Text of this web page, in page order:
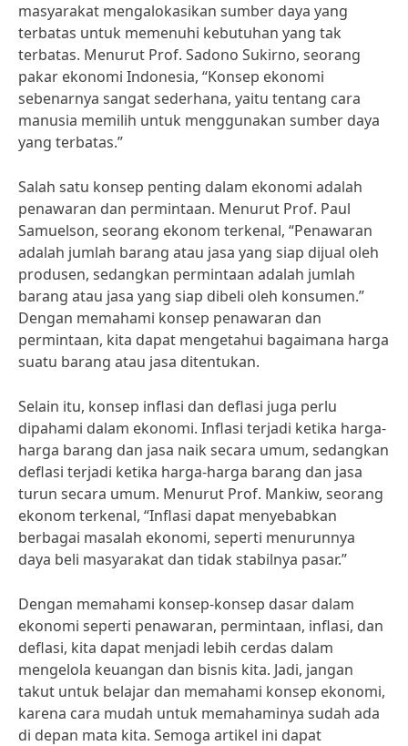
masyarakat mengalokasikan sumber daya yang
terbatas untuk memenuhi kebutuhan yang tak
terbatas. Menurut Prof. Sadono Sukirno, seorang
pakar ekonomi Indonesia, “Konsep ekonomi
sebenarnya sangat sederhana, yaitu tentang cara
manusia memilih untuk menggunakan sumber daya
yang terbatas.”
Salah satu konsep penting dalam ekonomi adalah
penawaran dan permintaan. Menurut Prof. Paul
Samuelson, seorang ekonom terkenal, “Penawaran
adalah jumlah barang atau jasa yang siap dijual oleh
produsen, sedangkan permintaan adalah jumlah
barang atau jasa yang siap dibeli oleh konsumen.”
Dengan memahami konsep penawaran dan
permintaan, kita dapat mengetahui bagaimana harga
suatu barang atau jasa ditentukan.
Selain itu, konsep inflasi dan deflasi juga perlu
dipahami dalam ekonomi. Inflasi terjadi ketika harga-
harga barang dan jasa naik secara umum, sedangkan
deflasi terjadi ketika harga-harga barang dan jasa
turun secara umum. Menurut Prof. Mankiw, seorang
ekonom terkenal, “Inflasi dapat menyebabkan
berbagai masalah ekonomi, seperti menurunnya
daya beli masyarakat dan tidak stabilnya pasar.”
Dengan memahami konsep-konsep dasar dalam
ekonomi seperti penawaran, permintaan, inflasi, dan
deflasi, kita dapat menjadi lebih cerdas dalam
mengelola keuangan dan bisnis kita. Jadi, jangan
takut untuk belajar dan memahami konsep ekonomi,
karena cara mudah untuk memahaminya sudah ada
di depan mata kita. Semoga artikel ini dapat